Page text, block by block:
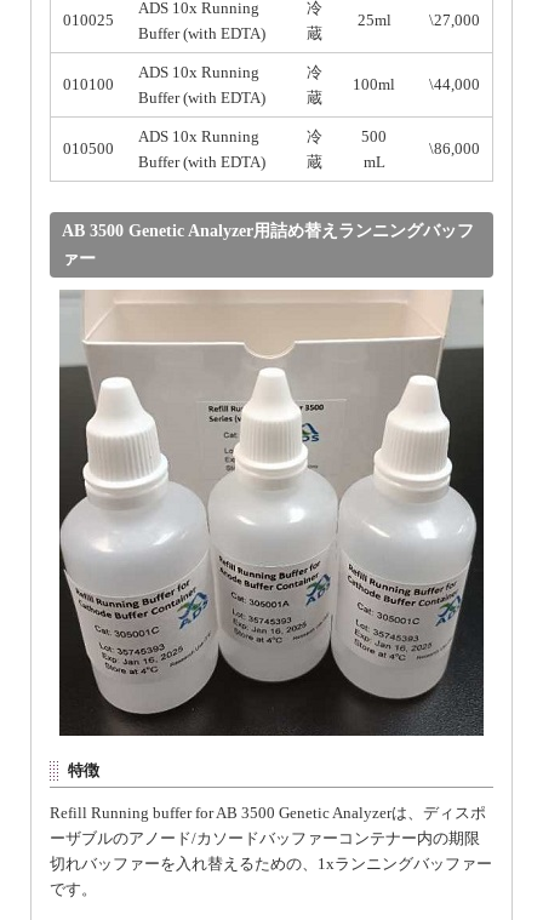
010025
ADS 10x Running
Buffer (with EDTA)
冷
蔵
25ml \27,000
010100
ADS 10x Running
Buffer (with EDTA)
冷
蔵
100ml \44,000
010500
ADS 10x Running
Buffer (with EDTA)
冷
蔵
500
mL
\86,000
AB 3500 Genetic Analyzer用詰め替えランニングバッフ
ァー
特徴
Refill Running buffer for AB 3500 Genetic Analyzerは、ディスポ
ーザブルのアノード/カソードバッファーコンテナー内の期限
切れバッファーを入れ替えるための、1xランニングバッファー
です。